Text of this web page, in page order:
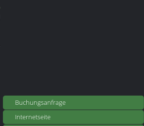
Buchungsanfrage
Internetseite